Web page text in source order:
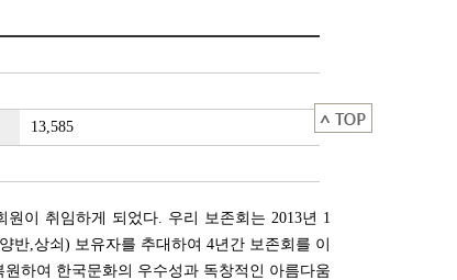
13,585
이 취임하게 되었다. 우리 보존회는 2013년 1
반,상쇠) 보유자를 추대하여 4년간 보존회를 이
하여 한국문화의 우수성과 독창적인 아름다움